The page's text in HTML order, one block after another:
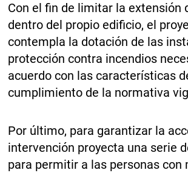
Con el fin de limitar la extensión
dentro del propio edificio, el
contempla la dotación de las
protección contra incendios
acuerdo con las características
cumplimiento de la normativa
Por último, para garantizar la
intervención proyecta una serie
para permitir a las personas con